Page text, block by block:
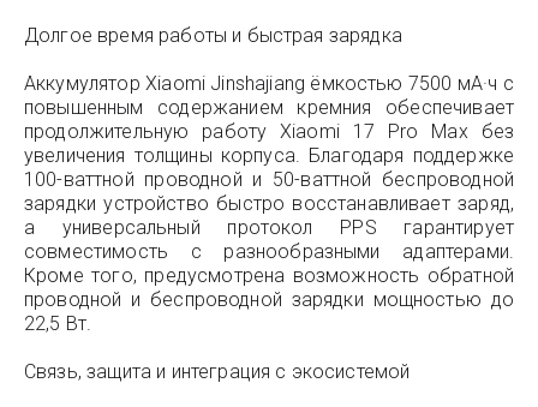
Долгое время работы и быстрая зарядка
Аккумулятор Xiaomi Jinshajiang ёмкостью 7500 мА·ч с
повышенным содержанием кремния обеспечивает
продолжительную работу Xiaomi 17 Pro Max без
увеличения толщины корпуса. Благодаря поддержке
100-ваттной проводной и 50-ваттной беспроводной
зарядки устройство быстро восстанавливает заряд,
а универсальный протокол PPS гарантирует
совместимость с разнообразными адаптерами.
Кроме того, предусмотрена возможность обратной
проводной и беспроводной зарядки мощностью до
22,5 Вт.
Связь, защита и интеграция с экосистемой